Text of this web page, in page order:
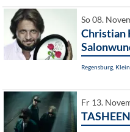
So 08.
Christian
Regensburg,
Fr 13.